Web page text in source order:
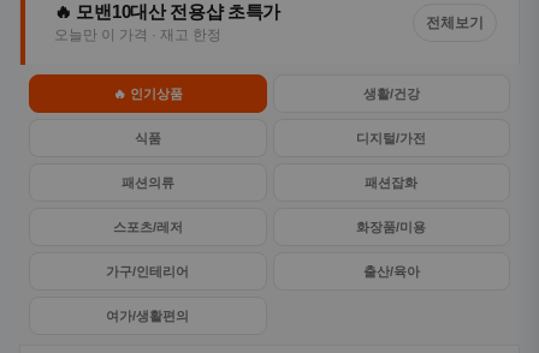
🔥 모밴10대산 전용샵 초특가
오늘만 이 가격 · 재고 한정
전체보기
🔥 인기상품 생활/건강
식품 디지털/가전
패션의류 패션잡화
스포츠/레저 화장품/미용
가구/인테리어 출산/육아
여가/생활편의